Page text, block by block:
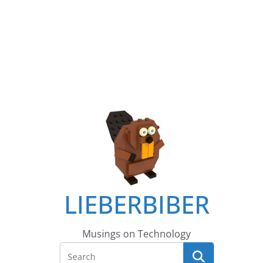
LIEBERBIBER
Musings on Technology